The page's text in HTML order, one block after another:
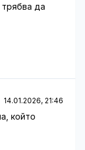
да
14.01.2026, 21:46
който